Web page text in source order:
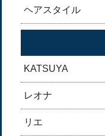
ヘアスタイル
KATSUYA
レオナ
リエ